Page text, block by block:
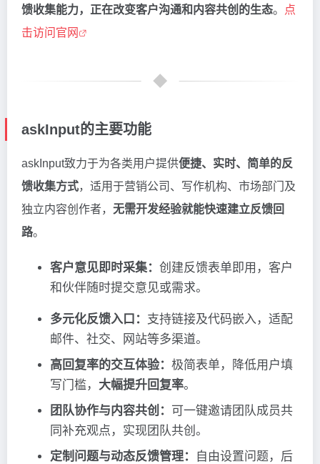
馈收集能力，正在改变客户沟通和内容共创的生态。
点
击访问官网
askInput的主要功能
askInput致力于为各类用户提供便捷、实时、简单的反
馈收集方式，适用于营销公司、写作机构、市场部门及
独立内容创作者， 无需开发经验就能快速建立反馈回
路。
客户意见即时采集： 创建反馈表单即用，客户
和伙伴随时提交意见或需求。
多元化反馈入口： 支持链接及代码嵌入，适配
邮件、社交、网站等多渠道。
高回复率的交互体验： 极简表单，降低用户填
写门槛， 大幅提升回复率。
团队协作与内容共创： 可一键邀请团队成员共
同补充观点，实现团队共创。
定制问题与动态反馈管理：
自由设置问题，后